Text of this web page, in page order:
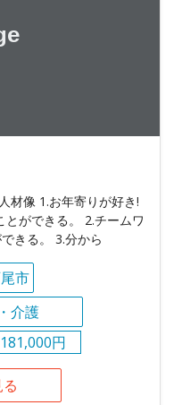
材像 1.お年寄りが好き!
ができる。 2.チームワ
きる。 3.分から
市
介護
円